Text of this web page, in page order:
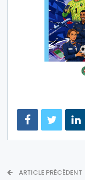
ARTICLE PRÉCÉDENT